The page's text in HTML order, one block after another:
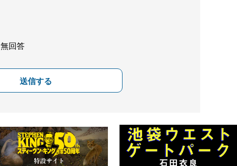
無回答
送信する